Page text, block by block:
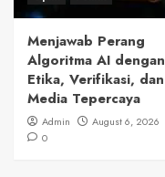
Menjawab Perang
Algoritma AI dengan
Etika, Verifikasi, dan
Media Tepercaya
Admin
August 6, 2026
0